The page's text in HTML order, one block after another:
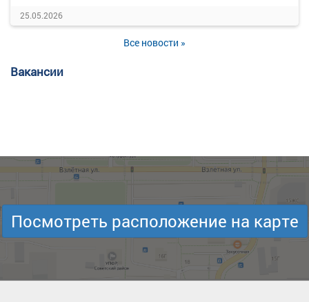
25.05.2026
Все новости »
Вакансии
Посмотреть расположение на карте